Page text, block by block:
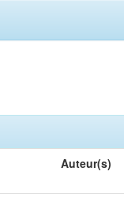
Auteur(s)